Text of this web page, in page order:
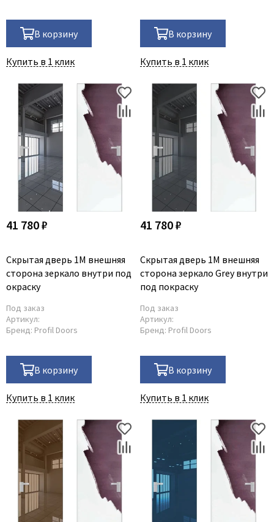
В корзину
Купить в 1 клик
В корзину
Купить в 1 клик
41 780 ₽
Скрытая дверь 1M внешняя
сторона зеркало внутри под
окраску
Под заказ
Артикул:
Бренд: Profil Doors
В корзину
Купить в 1 клик
41 780 ₽
Скрытая дверь 1M внешняя
сторона зеркало Grey внутри
под покраску
Под заказ
Артикул:
Бренд: Profil Doors
В корзину
Купить в 1 клик